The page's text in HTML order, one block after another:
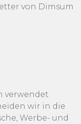
von Dimsum
verwendet
wir in die
Werbe- und